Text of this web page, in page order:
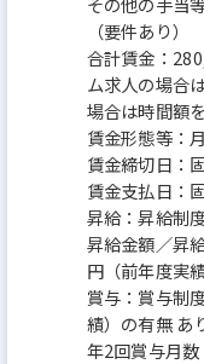
（要件あり
合計賃金：
ム求人の場合
場合は時間額
賃金形態等：
賃金締切日：
賃金支払日：
昇給：昇給制
昇給金額／昇
円（前年度実績
賞与：賞与制
績）の有無 あ
年2回賞与月